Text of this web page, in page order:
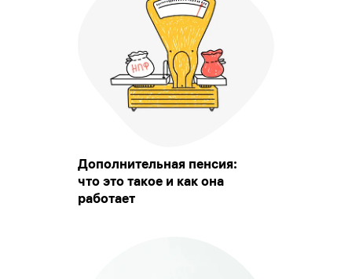
Дополнительная пенсия:
что это такое и как она
работает